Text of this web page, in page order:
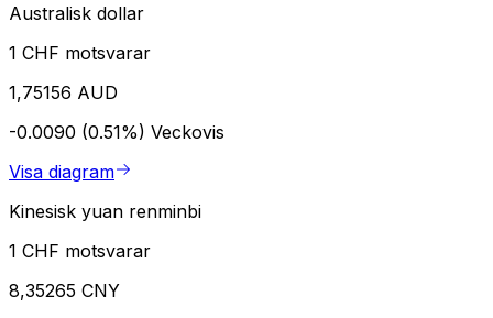
Australisk dollar
1 CHF motsvarar
1,75156 AUD
-0.0090 (0.51%) Veckovis
Visa diagram
Kinesisk yuan renminbi
1 CHF motsvarar
8,35265 CNY